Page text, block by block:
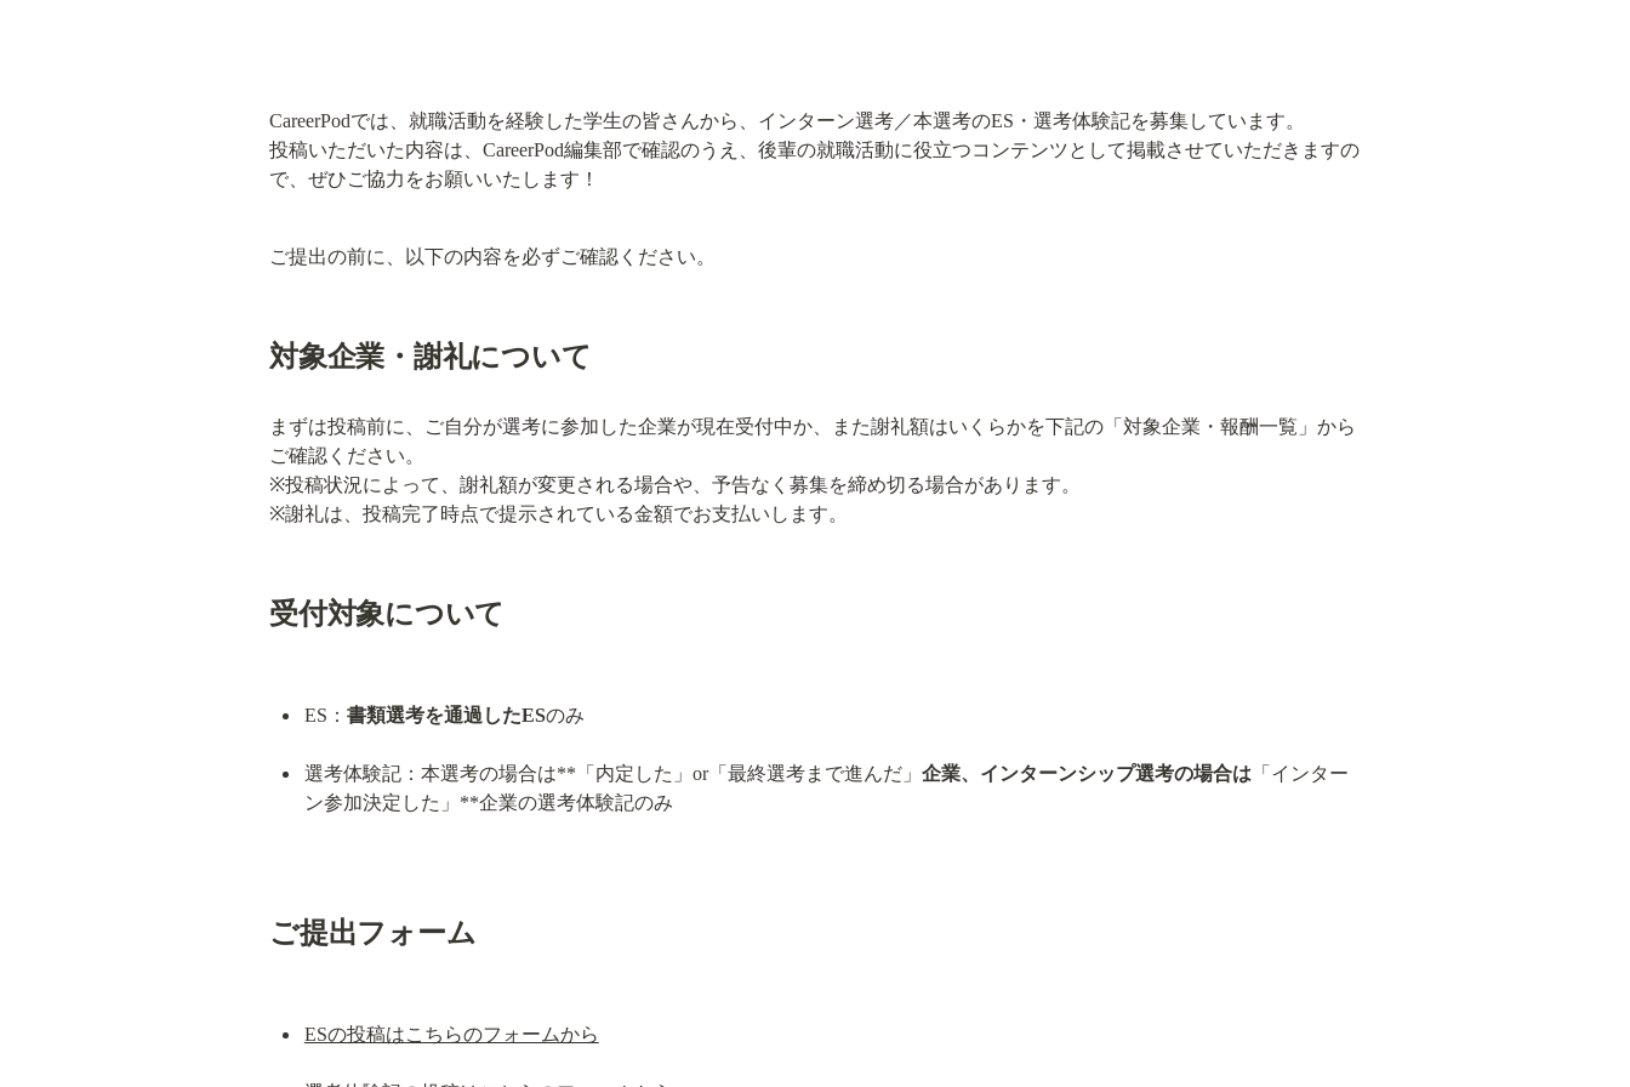
CareerPodでは、就職活動を経験した学生の皆さんから、インターン選考／本選考のES・選考体験記を募集しています。
投稿いただいた内容は、CareerPod編集部で確認のうえ、後輩の就職活動に役立つコンテンツとして掲載させていただきますの
で、ぜひご協力をお願いいたします！
ご提出の前に、以下の内容を必ずご確認ください。
対象企業・謝礼について
まずは投稿前に、ご自分が選考に参加した企業が現在受付中か、また謝礼額はいくらかを下記の「対象企業・報酬一覧」から
ご確認ください。
※投稿状況によって、謝礼額が変更される場合や、予告なく募集を締め切る場合があります。
※謝礼は、投稿完了時点で提示されている金額でお支払いします。
受付対象について
ES： 書類選考を通過したESのみ
選考体験記：本選考の場合は**「内定した」or「最終選考まで進んだ」 企業、インターンシップ選考の場合は 「インター
ン参加決定した」**企業の選考体験記のみ
ご提出フォーム
ESの投稿はこちらのフォームから